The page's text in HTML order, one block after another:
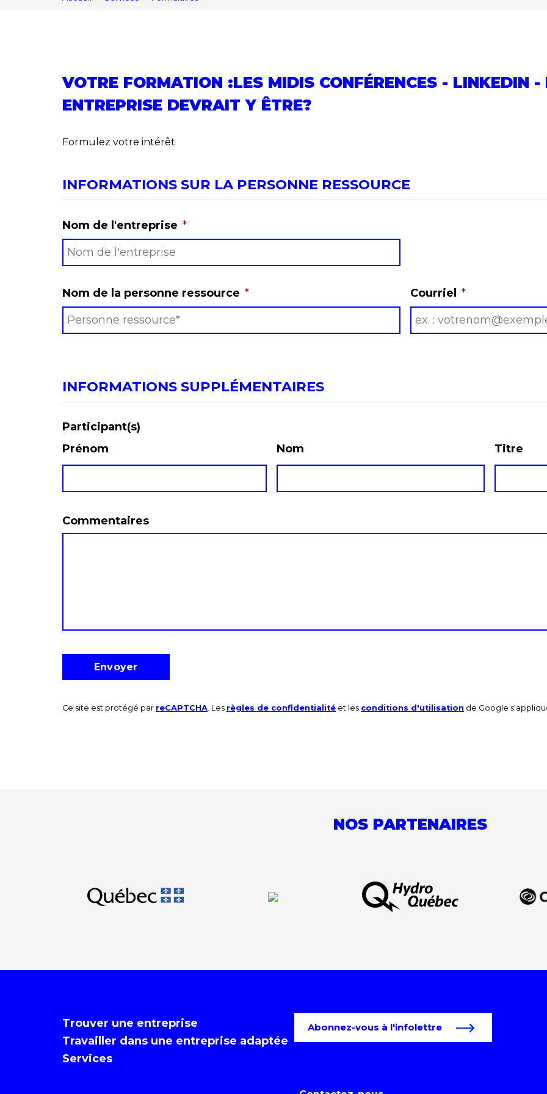
VOTRE FORMATION :LES MIDIS CONFÉRENCES - LINKEDIN -
ENTREPRISE DEVRAIT Y ÊTRE?
Formulez votre intérêt
INFORMATIONS SUR LA PERSONNE RESSOURCE
Nom de l'entreprise *
Nom de la personne ressource * Courriel *
INFORMATIONS SUPPLÉMENTAIRES
Participant(s)
Prénom
Nom Titre
Commentaires
Ce site est protégé par reCAPTCHA. Les règles de confidentialité et les conditions d'utilisation de Google
NOS PARTENAIRES
Trouver une entreprise
Travailler dans une entreprise adaptée
Services
Abonnez-vous à l'infolettre